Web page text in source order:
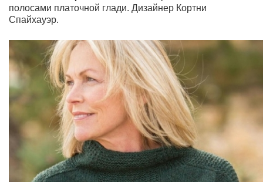
полосами платочной глади. Дизайнер Кортни
Спайхауэр.